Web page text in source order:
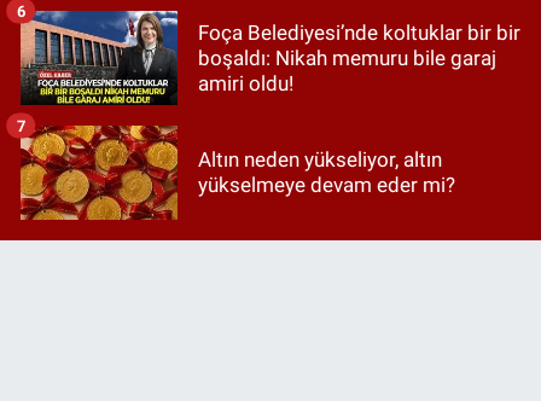
Foça Belediyesi’nde koltuklar bir bir
boşaldı: Nikah memuru bile garaj
amiri oldu!
6
Altın neden yükseliyor, altın
yükselmeye devam eder mi?
7